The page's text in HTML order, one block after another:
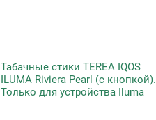
Табачные стики TEREA IQOS
ILUMA Riviera Pearl (с кнопкой).
Только для устройства Iluma